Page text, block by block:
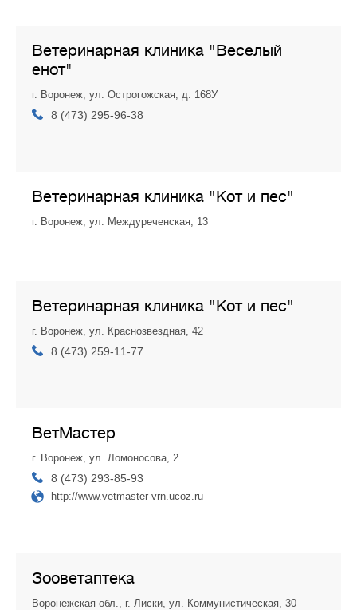
Ветеринарная клиника "Веселый
енот"
г. Воронеж, ул. Острогожская, д. 168У
8 (473) 295-96-38
Ветеринарная клиника "Кот и пес"
г. Воронеж, ул. Междуреченская, 13
Ветеринарная клиника "Кот и пес"
г. Воронеж, ул. Краснозвездная, 42
8 (473) 259-11-77
ВетМастер
г. Воронеж, ул. Ломоносова, 2
8 (473) 293-85-93
http://www.vetmaster-vrn.ucoz.ru
Зооветаптека
Воронежская обл., г. Лиски, ул. Коммунистическая, 30